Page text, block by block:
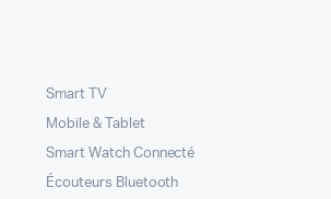
Smart TV
Mobile & Tablet
Smart Watch Connecté
Écouteurs Bluetooth